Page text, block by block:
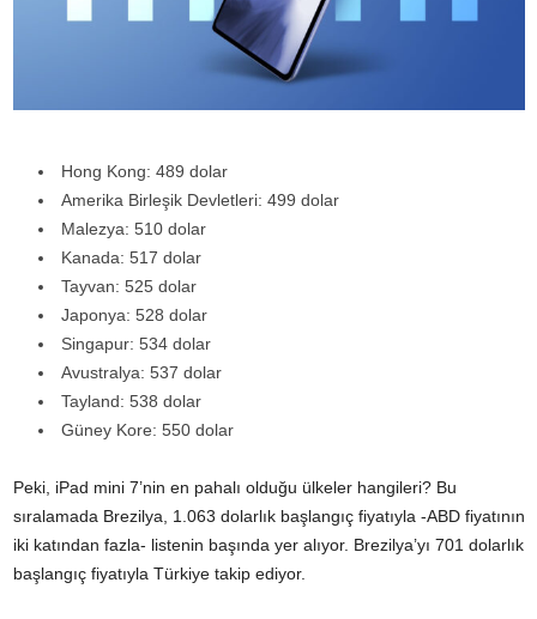
Hong Kong: 489 dolar
Amerika Birleşik Devletleri: 499 dolar
Malezya: 510 dolar
Kanada: 517 dolar
Tayvan: 525 dolar
Japonya: 528 dolar
Singapur: 534 dolar
Avustralya: 537 dolar
Tayland: 538 dolar
Güney Kore: 550 dolar
Peki, iPad mini 7’nin en pahalı olduğu ülkeler hangileri? Bu
sıralamada Brezilya, 1.063 dolarlık başlangıç fiyatıyla -ABD fiyatının
iki katından fazla- listenin başında yer alıyor. Brezilya’yı 701 dolarlık
başlangıç fiyatıyla Türkiye takip ediyor.